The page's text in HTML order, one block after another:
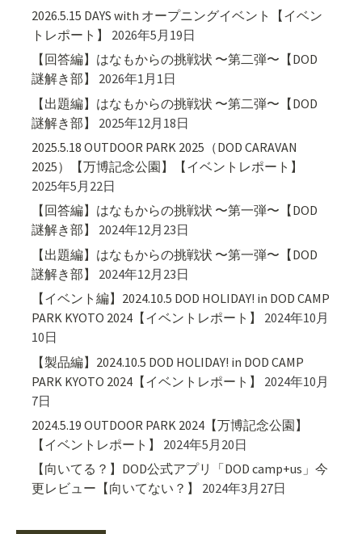
2026.5.15 DAYS with オープニングイベント【イベン
トレポート】
2026年5月19日
【回答編】はなもからの挑戦状 〜第二弾〜【DOD
謎解き部】
2026年1月1日
【出題編】はなもからの挑戦状 〜第二弾〜【DOD
謎解き部】
2025年12月18日
2025.5.18 OUTDOOR PARK 2025（DOD CARAVAN
2025）【万博記念公園】【イベントレポート】
2025年5月22日
【回答編】はなもからの挑戦状 〜第一弾〜【DOD
謎解き部】
2024年12月23日
【出題編】はなもからの挑戦状 〜第一弾〜【DOD
謎解き部】
2024年12月23日
【イベント編】2024.10.5 DOD HOLIDAY! in DOD CAMP
PARK KYOTO 2024【イベントレポート】
2024年10月
10日
【製品編】2024.10.5 DOD HOLIDAY! in DOD CAMP
PARK KYOTO 2024【イベントレポート】
2024年10月
7日
2024.5.19 OUTDOOR PARK 2024【万博記念公園】
【イベントレポート】
2024年5月20日
【向いてる？】DOD公式アプリ「DOD camp+us」今
更レビュー【向いてない？】
2024年3月27日